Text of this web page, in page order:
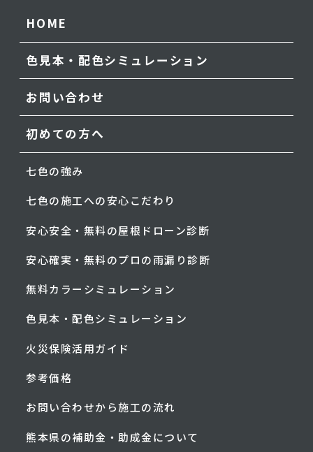
HOME
色見本・配色シミュレーション
お問い合わせ
初めての方へ
七色の強み
七色の施工への安心こだわり
安心安全・無料の屋根ドローン診断
安心確実・無料のプロの雨漏り診断
無料カラーシミュレーション
色見本・配色シミュレーション
火災保険活用ガイド
参考価格
お問い合わせから施工の流れ
熊本県の補助金・助成金について